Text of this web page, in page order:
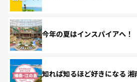
今年の夏はインスパイアへ！
知れば知るほど好きになる 湘